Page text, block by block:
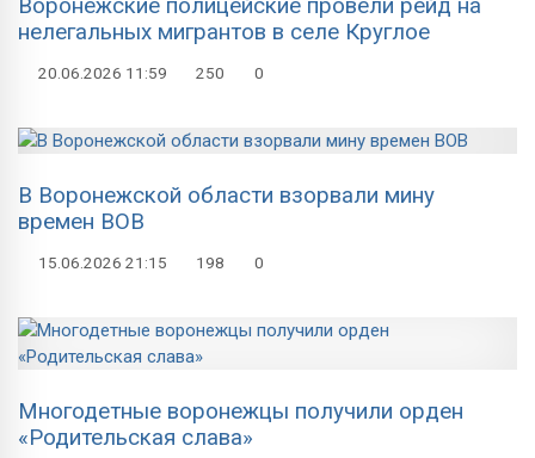
Воронежские полицейские провели рейд на
нелегальных мигрантов в селе Круглое
20.06.2026 11:59 250 0
В Воронежской области взорвали мину
времен ВОВ
15.06.2026 21:15 198 0
Многодетные воронежцы получили орден
«Родительская слава»